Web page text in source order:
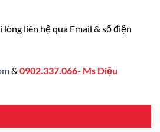
liên hệ qua Email & số điện
& 0902.337.066- Ms Diệu